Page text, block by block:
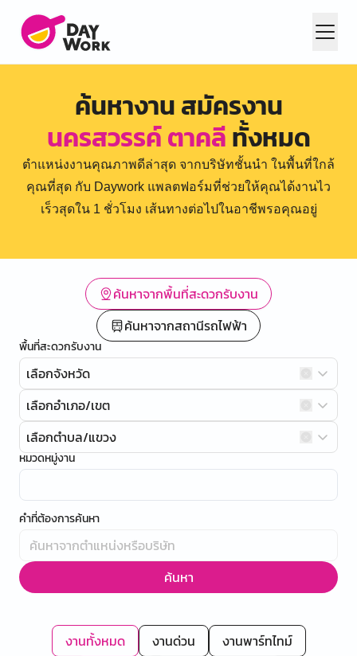
ค้นหางาน สมัครงาน
นครสวรรค์ ตาคลีทั้งหมด
ตำแหน่งงานคุณภาพดีล่าสุด จากบริษัทชั้นนำ ในพื้นที่ใกล้
คุณที่สุด กับ Daywork แพลตฟอร์มที่ช่วยให้คุณได้งานไว
เร็วสุดใน 1 ชั่วโมง เส้นทางต่อไปในอาชีพรอคุณอยู่
ค้นหาจากพื้นที่สะดวกรับงาน
ค้นหาจากสถานีรถไฟฟ้า
พื้นที่สะดวกรับงาน
เลือกจังหวัด
เลือกอำเภอ/เขต
เลือกตำบล/แขวง
หมวดหมู่งาน
คำที่ต้องการค้นหา
ค้นหา
งานทั้งหมด งานด่วน
งานพาร์ทไทม์